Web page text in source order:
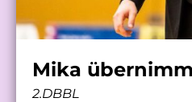
Mika
2.DBBL